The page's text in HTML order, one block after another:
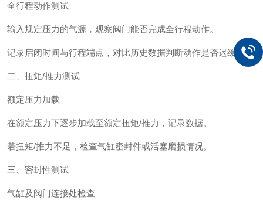
全行程动作测试‌
输入规定压力的气源，观察阀门能否完成全行程动作。
记录启闭时间与行程端点，对比历史数据判断动作是否迟缓。
二、扭矩/推力测试
额定压力加载‌
在额定压力下逐步加载至额定扭矩/推力，记录数据。
若扭矩/推力不足，检查气缸密封件或活塞磨损情况。
三、密封性测试
气缸及阀门连接处检查‌